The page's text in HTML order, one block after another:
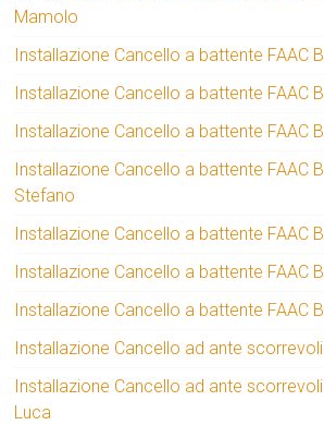
Mamolo
Installazione Cancello a battente FAAC
Installazione Cancello a battente FAAC
Installazione Cancello a battente FAAC
Installazione Cancello a battente FAAC
Stefano
Installazione Cancello a battente FAAC
Installazione Cancello a battente FAAC
Installazione Cancello a battente FAAC
Installazione Cancello ad ante
Installazione Cancello ad ante
Luca